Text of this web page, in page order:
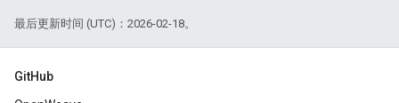
最后更新时间 (UTC)：2026-02-18。
GitHub